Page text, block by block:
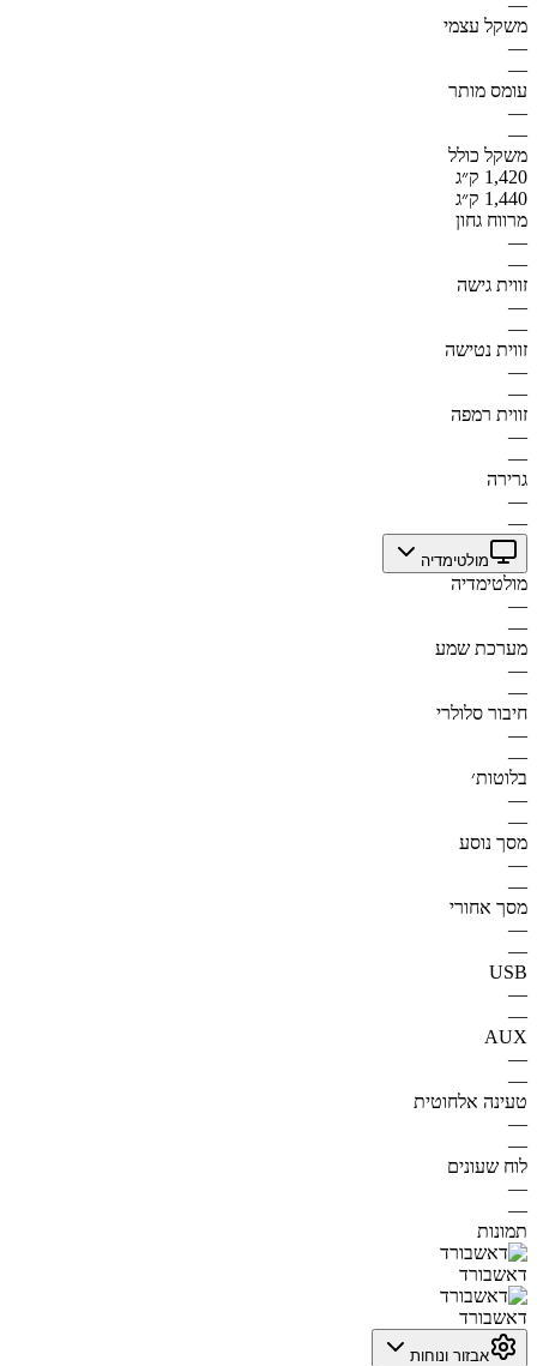
משקל עצמי
—
—
עומס מותר
—
—
משקל כולל
1,420 ק״ג
1,440 ק״ג
מרווח גחון
—
—
זווית גישה
—
—
זווית נטישה
—
—
זווית רמפה
—
—
גרירה
—
—
מולטימדיה
מולטימדיה
—
—
מערכת שמע
—
—
חיבור סלולרי
—
—
בלוטות׳
—
—
מסך נוסע
—
—
מסך אחורי
—
—
USB
—
—
AUX
—
—
טעינה אלחוטית
—
—
לוח שעונים
—
—
תמונות
דאשבורד
דאשבורד
אבזור ונוחות